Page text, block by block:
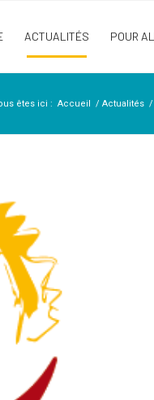
ACTUALITÉS POUR
êtes ici : Accueil / Actualités /